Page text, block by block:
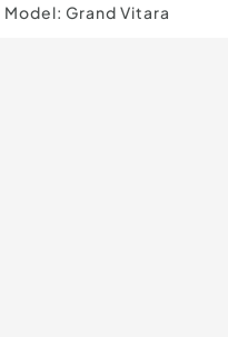
Model: Grand Vitara